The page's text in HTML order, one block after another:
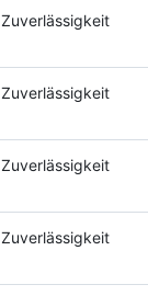
Zuverlässigkeit
Zuverlässigkeit
Zuverlässigkeit
Zuverlässigkeit